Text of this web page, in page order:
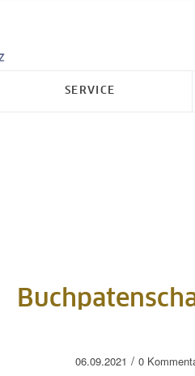
SERVICE
06.09.2021 / 0